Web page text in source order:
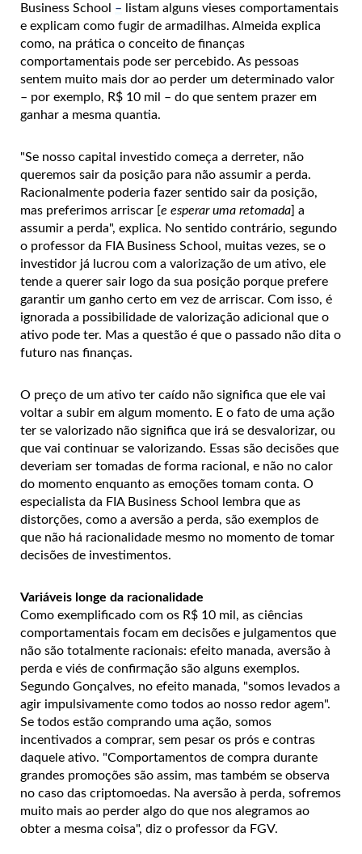
Business School – listam alguns vieses comportamentais
e explicam como fugir de armadilhas. Almeida explica
como, na prática o conceito de finanças
comportamentais pode ser percebido. As pessoas
sentem muito mais dor ao perder um determinado valor
– por exemplo, R$ 10 mil – do que sentem prazer em
ganhar a mesma quantia.
"Se nosso capital investido começa a derreter, não
queremos sair da posição para não assumir a perda.
Racionalmente poderia fazer sentido sair da posição,
mas preferimos arriscar [e esperar uma retomada] a
assumir a perda", explica. No sentido contrário, segundo
o professor da FIA Business School, muitas vezes, se o
investidor já lucrou com a valorização de um ativo, ele
tende a querer sair logo da sua posição porque prefere
garantir um ganho certo em vez de arriscar. Com isso, é
ignorada a possibilidade de valorização adicional que o
ativo pode ter. Mas a questão é que o passado não dita o
futuro nas finanças.
O preço de um ativo ter caído não significa que ele vai
voltar a subir em algum momento. E o fato de uma ação
ter se valorizado não significa que irá se desvalorizar, ou
que vai continuar se valorizando. Essas são decisões que
deveriam ser tomadas de forma racional, e não no calor
do momento enquanto as emoções tomam conta. O
especialista da FIA Business School lembra que as
distorções, como a aversão a perda, são exemplos de
que não há racionalidade mesmo no momento de tomar
decisões de investimentos.
Variáveis longe da racionalidade
Como exemplificado com os R$ 10 mil, as ciências
comportamentais focam em decisões e julgamentos que
não são totalmente racionais: efeito manada, aversão à
perda e viés de confirmação são alguns exemplos.
Segundo Gonçalves, no efeito manada, "somos levados a
agir impulsivamente como todos ao nosso redor agem".
Se todos estão comprando uma ação, somos
incentivados a comprar, sem pesar os prós e contras
daquele ativo. "Comportamentos de compra durante
grandes promoções são assim, mas também se observa
no caso das criptomoedas. Na aversão à perda, sofremos
muito mais ao perder algo do que nos alegramos ao
obter a mesma coisa", diz o professor da FGV.